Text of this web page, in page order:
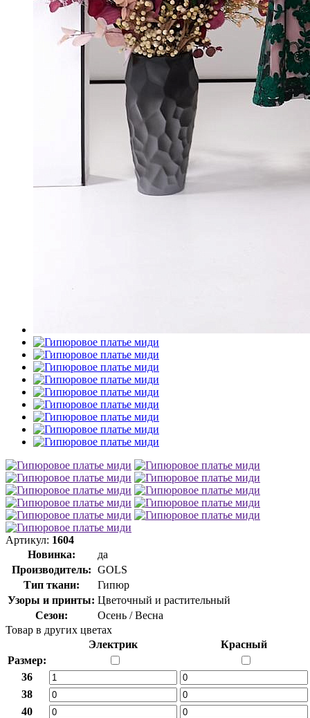
Артикул: 1604
Новинка:
да
Производитель: GOLS
Тип ткани:
Гипюр
Узоры и принты: Цветочный и растительный
Сезон:
Осень / Весна
Товар в других цветах
Электрик
Красный
Размер:
36
38
40